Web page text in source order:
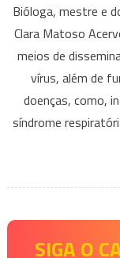
Bióloga, mestre e
Clara Matoso
meios de
vírus, além de
doenças, como,
síndrome
SIGA O